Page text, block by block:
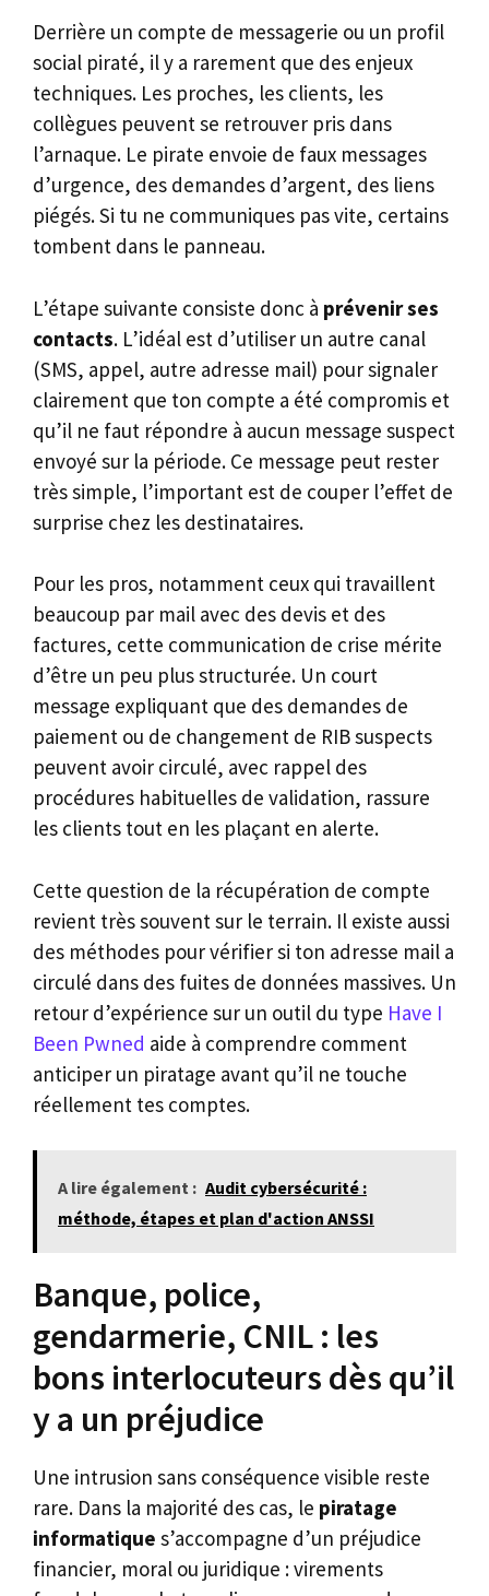
Derrière un compte de messagerie ou un profil
social piraté, il y a rarement que des enjeux
techniques. Les proches, les clients, les
collègues peuvent se retrouver pris dans
l’arnaque. Le pirate envoie de faux messages
d’urgence, des demandes d’argent, des liens
piégés. Si tu ne communiques pas vite, certains
tombent dans le panneau.
L’étape suivante consiste donc à prévenir ses
contacts. L’idéal est d’utiliser un autre canal
(SMS, appel, autre adresse mail) pour signaler
clairement que ton compte a été compromis et
qu’il ne faut répondre à aucun message suspect
envoyé sur la période. Ce message peut rester
très simple, l’important est de couper l’effet de
surprise chez les destinataires.
Pour les pros, notamment ceux qui travaillent
beaucoup par mail avec des devis et des
factures, cette communication de crise mérite
d’être un peu plus structurée. Un court
message expliquant que des demandes de
paiement ou de changement de RIB suspects
peuvent avoir circulé, avec rappel des
procédures habituelles de validation, rassure
les clients tout en les plaçant en alerte.
Cette question de la récupération de compte
revient très souvent sur le terrain. Il existe aussi
des méthodes pour vérifier si ton adresse mail a
circulé dans des fuites de données massives. Un
retour d’expérience sur un outil du type Have I
Been Pwned aide à comprendre comment
anticiper un piratage avant qu’il ne touche
réellement tes comptes.
A lire également : Audit cybersécurité :
méthode, étapes et plan d'action ANSSI
Banque, police,
gendarmerie, CNIL : les
bons interlocuteurs dès qu’il
y a un préjudice
Une intrusion sans conséquence visible reste
rare. Dans la majorité des cas, le piratage
informatique s’accompagne d’un préjudice
financier, moral ou juridique : virements